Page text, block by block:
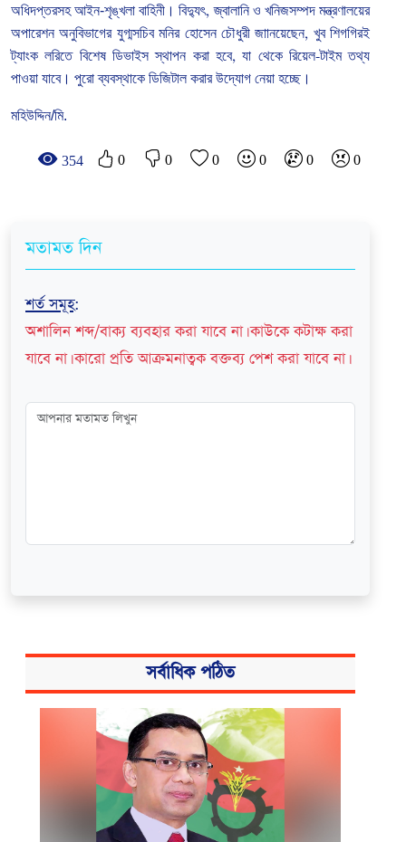
অধিদপ্তরসহ আইন-শৃঙ্খলা বাহিনী। বিদ্যুৎ,জ্বালানি ও খনিজসম্পদ মন্ত্রণালয়ের
অপারেশন অনুবিভাগের যুগ্মসচিব মনির হোসেন চৌধুরী জাানয়েছেন, খুব শিগগিরই
ট্যাংক লরিতে বিশেষ ডিভাইস স্থাপন করা হবে,যা থেকে রিয়েল-টাইম তথ্য
পাওয়া যাবে। পুরো ব্যবস্থাকে ডিজিটাল করার উদ্যোগ নেয়া হচ্ছে।
মহিউদ্দিন/মি.
354 0 0 0 0 0 0
মতামত দিন
শর্ত সমূহ:
অশালিন শব্দ/বাক্য ব্যবহার করা যাবে না। কাউকে কটাক্ষ করা
যাবে না। কারো প্রতি আক্রমনাত্বক বক্তব্য পেশ করা যাবে না।
সর্বাধিক পঠিত